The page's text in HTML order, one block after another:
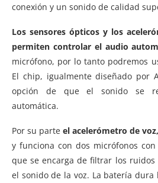
conexión y un sonido de calidad
Los sensores ópticos y los
permiten controlar el audio
micrófono, por lo tanto podremos
El chip, igualmente diseñado por
opción de que el sonido se
automática.
Por su parte el acelerómetro de
y funciona con dos micrófonos con
que se encarga de filtrar los ruidos
el sonido de la voz. La batería dura